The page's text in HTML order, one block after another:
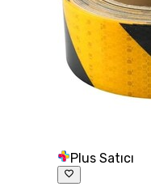
Plus Satıcı